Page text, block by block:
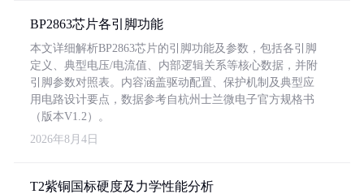
BP2863芯片各引脚功能
本文详细解析BP2863芯片的引脚功能及参数，包括各引脚
定义、典型电压/电流值、内部逻辑关系等核心数据，并附
引脚参数对照表。内容涵盖驱动配置、保护机制及典型应
用电路设计要点，数据参考自杭州士兰微电子官方规格书
（版本V1.2）。
2026年8月4日
T2紫铜国标硬度及力学性能分析